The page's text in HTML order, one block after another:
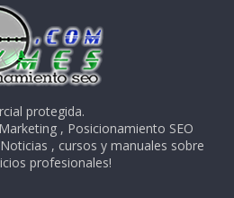
protegida.
, Posicionamiento SEO
, cursos y manuales sobre
profesionales!